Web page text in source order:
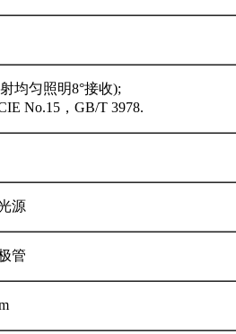
均匀照明8°接收);
No.15，GB/T 3978.
源
管